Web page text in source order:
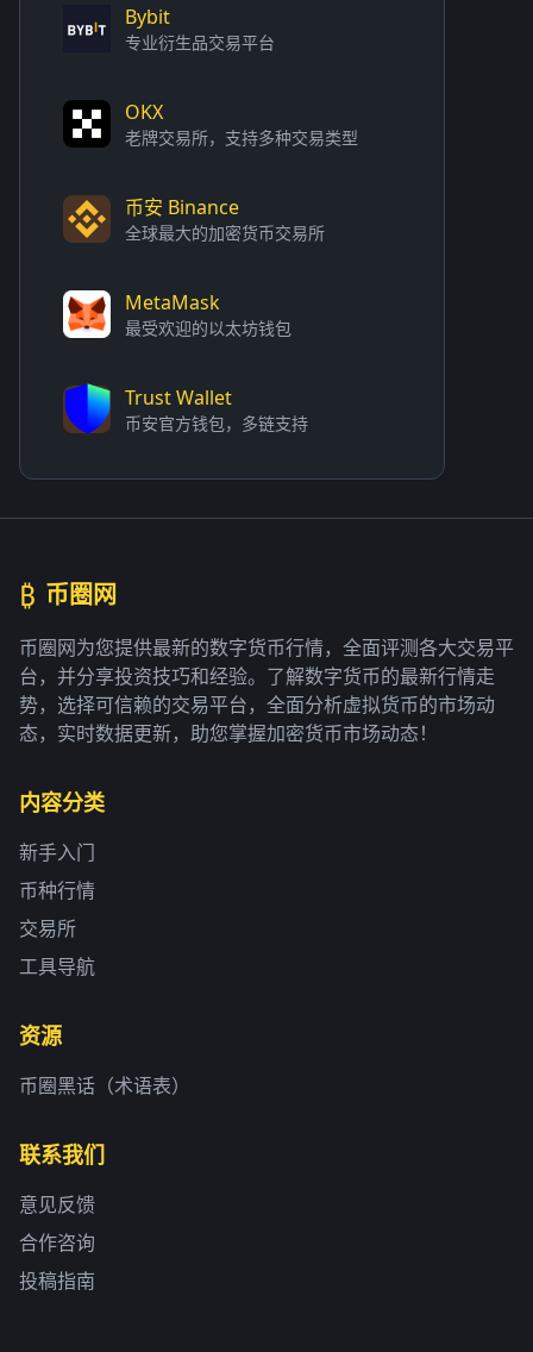
Bybit
专业衍生品交易平台
OKX
老牌交易所，支持多种交易类型
币安 Binance
全球最大的加密货币交易所
MetaMask
最受欢迎的以太坊钱包
Trust Wallet
币安官方钱包，多链支持
₿ 币圈网
币圈网为您提供最新的数字货币行情，全面评测各大交易平
台，并分享投资技巧和经验。了解数字货币的最新行情走
势，选择可信赖的交易平台，全面分析虚拟货币的市场动
态，实时数据更新，助您掌握加密货币市场动态！
内容分类
新手入门
币种行情
交易所
工具导航
资源
币圈黑话（术语表）
联系我们
意见反馈
合作咨询
投稿指南